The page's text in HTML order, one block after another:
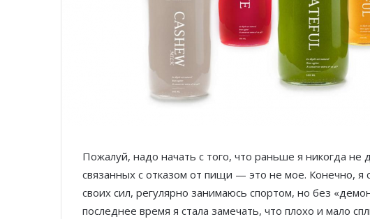
Пожалуй, надо начать с того, что раньше я никогда не
связанных с отказом от пищи — это не мое. Конечно, я
своих сил, регулярно занимаюсь спортом, но без
последнее время я стала замечать, что плохо и мало